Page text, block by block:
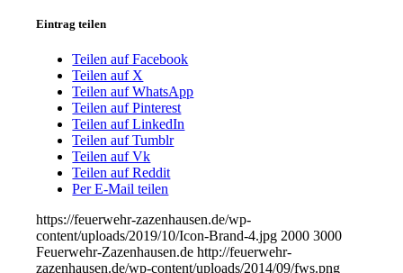
Eintrag teilen
Teilen auf Facebook
Teilen auf X
Teilen auf WhatsApp
Teilen auf Pinterest
Teilen auf LinkedIn
Teilen auf Tumblr
Teilen auf Vk
Teilen auf Reddit
Per E-Mail teilen
https://feuerwehr-zazenhausen.de/wp-
content/uploads/2019/10/Icon-Brand-4.jpg 2000 3000
Feuerwehr-Zazenhausen.de http://feuerwehr-
zazenhausen.de/wp-content/uploads/2014/09/fws.png